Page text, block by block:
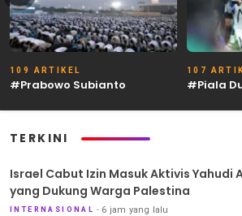
109 ARTIKEL
#Prabowo Subianto
107
#Piala
TERKINI
Israel Cabut Izin Masuk Aktivis Yahudi
yang Dukung Warga Palestina
INTERNASIONAL 6 jam yang lalu